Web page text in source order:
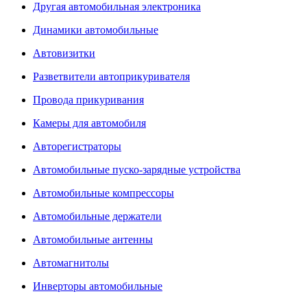
Другая автомобильная электроника
Динамики автомобильные
Автовизитки
Разветвители автоприкуривателя
Провода прикуривания
Камеры для автомобиля
Авторегистраторы
Автомобильные пуско-зарядные устройства
Автомобильные компрессоры
Автомобильные держатели
Автомобильные антенны
Автомагнитолы
Инверторы автомобильные